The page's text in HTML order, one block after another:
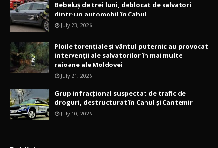
Bebeluș de trei luni, deblocat de salvatori
dintr-un automobil în Cahul
July 23, 2026
Ploile torențiale și vântul puternic au provocat
intervenții ale salvatorilor în mai multe
raioane ale Moldovei
July 21, 2026
Grup infracțional suspectat de trafic de
droguri, destructurat în Cahul și Cantemir
July 10, 2026